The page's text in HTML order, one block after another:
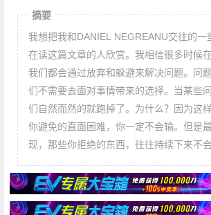
摘要
我想把我和DANIEL NEGREANU交往的一
在读这篇文章的人欣赏。我相信很多时候
我们都会通过放弃和躲避来解决问题。问
们不需要去面对事情带来的选择。当某些
们自然而然的就跑掉了。为什么？因为这
你避免的直面困难，你一定不会输。但是
现，那些你拒绝的东西，往往持续下来不会